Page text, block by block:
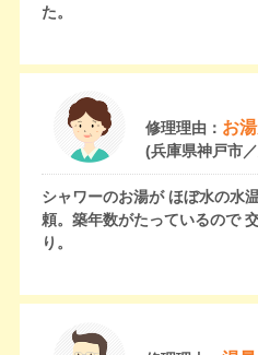
た。
修理理由： お
(兵庫県神戸市
シャワーのお湯が ほぼ水の水
頼。築年数がたっているので
り。